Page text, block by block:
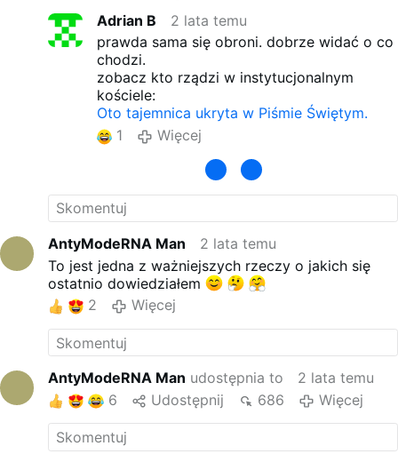
doprowadziło to błędne tłumaczenie?
Ile Dogmatów kościoła katolickiego jest
kłamstwem? Ilu jest złych co bronią kłamstwa
świadomie lub nieświadomie?
Adrian B
2 lata temu
prawda sama się obroni. dobrze widać o co
chodzi.
zobacz kto rządzi w instytucjonalnym
kościele:
Oto tajemnica ukryta w Piśmie Świętym.
1
Więcej
AntyModeRNA Man
2 lata temu
To jest jedna z ważniejszych rzeczy o jakich się
ostatnio dowiedziałem
2
Więcej
AntyModeRNA Man udostępnia to
2 lata temu
6
Udostępnij 686 Więcej